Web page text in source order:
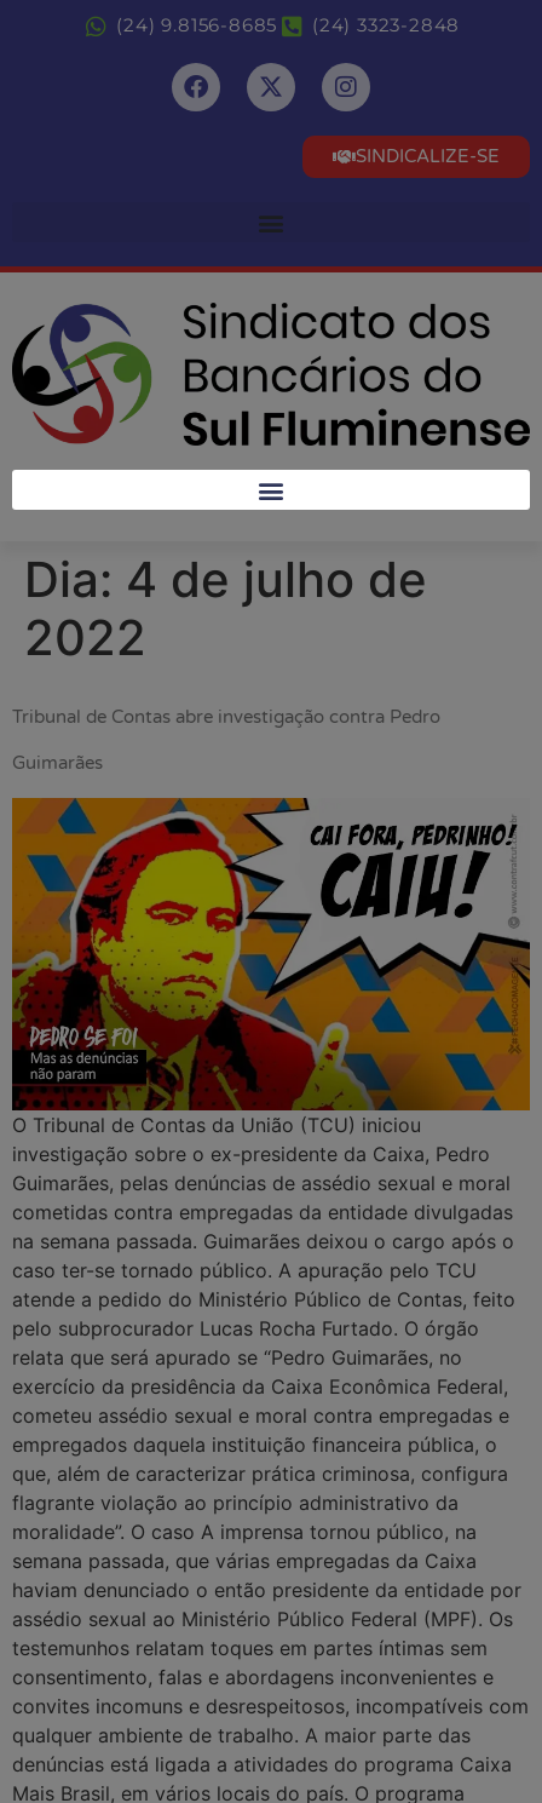
(24) 9.8156-8685 (24) 3323-2848
SINDICALIZE-SE
Dia: 4 de julho de
2022
Tribunal de Contas abre investigação contra Pedro
Guimarães
O Tribunal de Contas da União (TCU) iniciou
investigação sobre o ex-presidente da Caixa, Pedro
Guimarães, pelas denúncias de assédio sexual e moral
cometidas contra empregadas da entidade divulgadas
na semana passada. Guimarães deixou o cargo após o
caso ter-se tornado público. A apuração pelo TCU
atende a pedido do Ministério Público de Contas, feito
pelo subprocurador Lucas Rocha Furtado. O órgão
relata que será apurado se “Pedro Guimarães, no
exercício da presidência da Caixa Econômica Federal,
cometeu assédio sexual e moral contra empregadas e
empregados daquela instituição financeira pública, o
que, além de caracterizar prática criminosa, configura
flagrante violação ao princípio administrativo da
moralidade”. O caso A imprensa tornou público, na
semana passada, que várias empregadas da Caixa
haviam denunciado o então presidente da entidade por
assédio sexual ao Ministério Público Federal (MPF). Os
testemunhos relatam toques em partes íntimas sem
consentimento, falas e abordagens inconvenientes e
convites incomuns e desrespeitosos, incompatíveis com
qualquer ambiente de trabalho. A maior parte das
denúncias está ligada a atividades do programa Caixa
Mais Brasil, em vários locais do país. O programa